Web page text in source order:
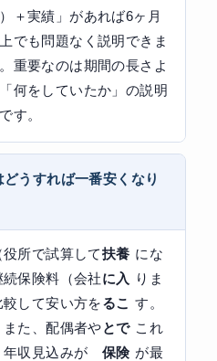
＋実績」があれば6ヶ月
でも問題なく説明できま
重要なのは期間の長さよ
何をしていたか」の説明
す。
うすれば一番安くなり
所で試算して
保険料（会社
して安い方を
た、配偶者や
収見込みが
扶養
に入
るこ
とで
保険
にな
りま
す。
これ
が最